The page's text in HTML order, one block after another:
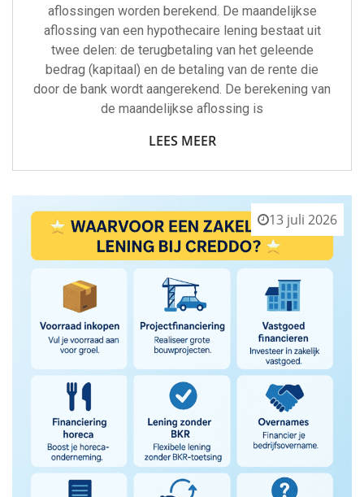
aflossingen worden berekend. De maandelijkse
aflossing van een hypothecaire lening bestaat uit
twee delen: de terugbetaling van het geleende
bedrag (kapitaal) en de betaling van de rente die
door de bank wordt aangerekend. De berekening van
de maandelijkse aflossing is
LEES MEER
13 juli 2026